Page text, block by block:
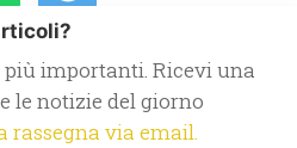
importanti. Ricevi una
le notizie del giorno
rassegna via email.